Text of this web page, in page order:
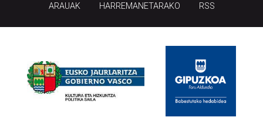
ARAUAK HARREMANETARAKO RSS